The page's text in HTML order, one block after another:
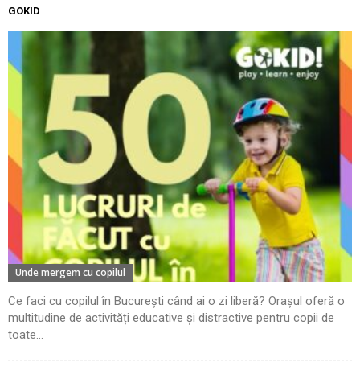
GOKID
Unde mergem cu copilul
Ce faci cu copilul în București când ai o zi liberă? Orașul oferă o
multitudine de activități educative și distractive pentru copii de
toate...